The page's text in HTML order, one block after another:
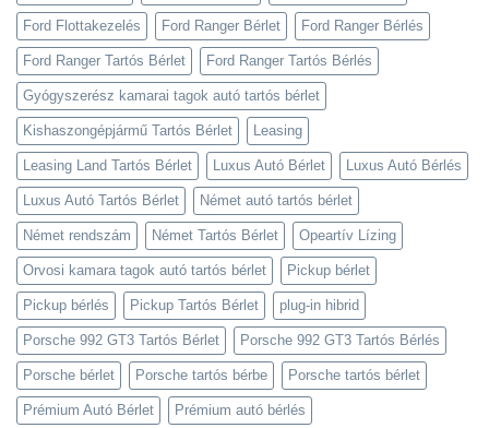
Ford Flottakezelés Ford Ranger Bérlet Ford Ranger Bérlés
Ford Ranger Tartós Bérlet Ford Ranger Tartós Bérlés
Gyógyszerész kamarai tagok autó tartós bérlet
Kishaszongépjármű Tartós Bérlet Leasing
Leasing Land Tartós Bérlet Luxus Autó Bérlet Luxus Autó Bérlés
Luxus Autó Tartós Bérlet Német autó tartós bérlet
Német rendszám Német Tartós Bérlet Opeartív Lízing
Orvosi kamara tagok autó tartós bérlet Pickup bérlet
Pickup bérlés Pickup Tartós Bérlet plug-in hibrid
Porsche 992 GT3 Tartós Bérlet Porsche 992 GT3 Tartós Bérlés
Porsche bérlet Porsche tartós bérbe Porsche tartós bérlet
Prémium Autó Bérlet Prémium autó bérlés